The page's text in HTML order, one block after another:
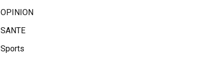
OPINION
SANTE
Sports